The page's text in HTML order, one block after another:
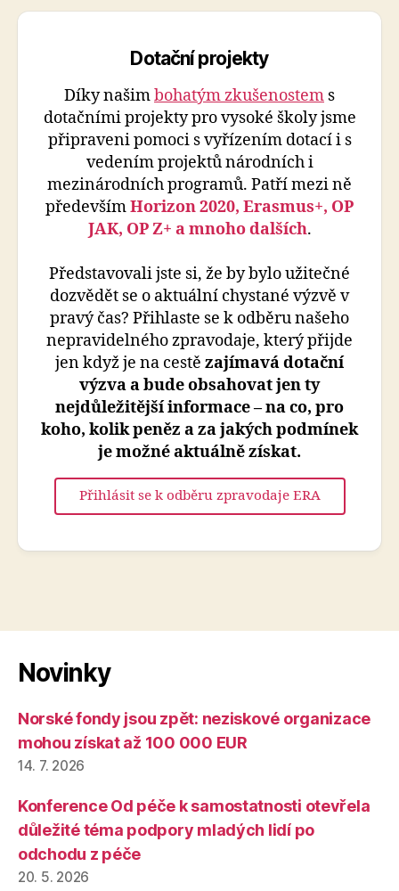
Dotační projekty
Díky našimbohatým zkušenostem s
dotačními projekty pro vysoké školy jsme
připraveni pomoci s vyřízením dotací i s
vedením projektů národních i
mezinárodních programů. Patří mezi ně
předevšímHorizon 2020, Erasmus+, OP
JAK, OP Z+ a mnoho dalších.
Představovali jste si, že by bylo užitečné
dozvědět se o aktuální chystané výzvě v
pravý čas? Přihlaste se k odběru našeho
nepravidelného zpravodaje, který přijde
jen když je na cestě zajímavá dotační
výzva a bude obsahovat jen ty
nejdůležitější informace – na co, pro
koho, kolik peněz a za jakých podmínek
je možné aktuálně získat.
Přihlásit se k odběru zpravodaje ERA
Novinky
Norské fondy jsou zpět: neziskové organizace
mohou získat až 100 000 EUR
14. 7. 2026
Konference Od péče k samostatnosti otevřela
důležité téma podpory mladých lidí po
odchodu z péče
20. 5. 2026